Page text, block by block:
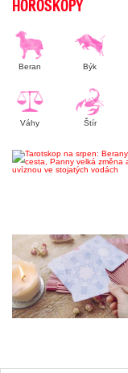
HOROSKOPY
Beran Býk
Váhy Štír